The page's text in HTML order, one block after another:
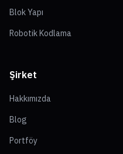
Blok Yapı
Robotik Kodlama
Şirket
Hakkımızda
Blog
Portföy